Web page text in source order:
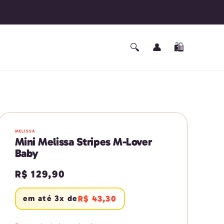
🔍 👤
login
🛍️
Carrinho
MELISSA
Mini Melissa Stripes M-Lover
Baby
Preço
normal
R$ 129,90
em até 3x deR$ 43,30